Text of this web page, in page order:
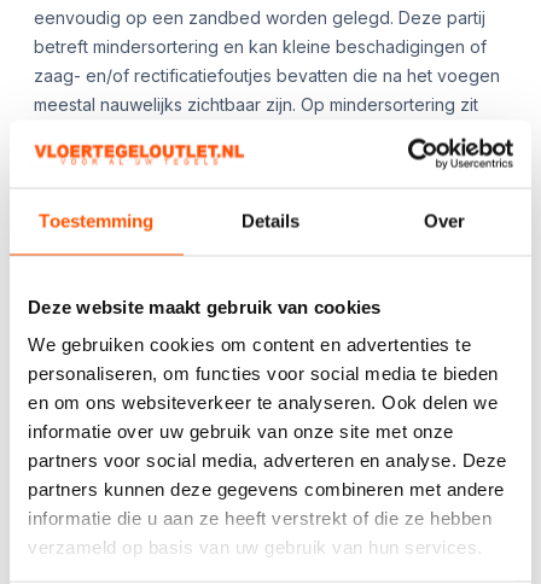
Toestemming Details Over
Deze website maakt gebruik van cookies
We gebruiken cookies om content en advertenties te
personaliseren, om functies voor social media te bieden
en om ons websiteverkeer te analyseren. Ook delen we
informatie over uw gebruik van onze site met onze
partners voor social media, adverteren en analyse. Deze
partners kunnen deze gegevens combineren met andere
informatie die u aan ze heeft verstrekt of die ze hebben
verzameld op basis van uw gebruik van hun services.
eenvoudig op een zandbed worden gelegd. Deze partij
betreft mindersortering en kan kleine beschadigingen of
zaag- en/of rectificatiefoutjes bevatten die na het voegen
meestal nauwelijks zichtbaar zijn. Op mindersortering zit
daarom geen garantie of mogelijkheid tot retour. Wij
adviseren om circa 10% extra tegels te bestellen om
is gebaseerd op zelf afhalen in ons magazijn in Wierden;
transport is mogelijk in overleg.
aanvullende afbeeldingen!**
Kies het aantal:
Gebruik de
handige
berekentool:
Berekentool